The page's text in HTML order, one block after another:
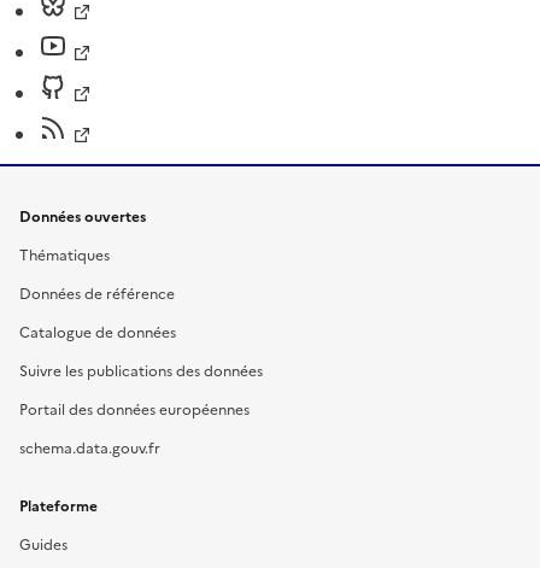
Données ouvertes
Thématiques
Données de référence
Catalogue de données
Suivre les publications des données
Portail des données européennes
schema.data.gouv.fr
Plateforme
Guides